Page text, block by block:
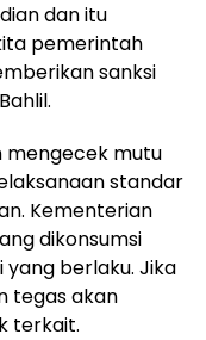
dan itu
pemerintah
sanksi
mengecek mutu
standar
Kementerian
dikonsumsi
berlaku. Jika
tegas akan
terkait.